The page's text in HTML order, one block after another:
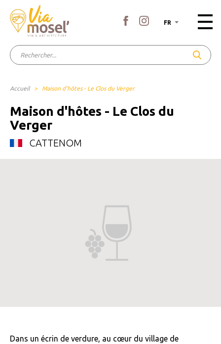
FR
Accueil > Maison d'hôtes - Le Clos du Verger
Maison d'hôtes - Le Clos du
Verger
CATTENOM
Dans un écrin de verdure, au cœur du village de